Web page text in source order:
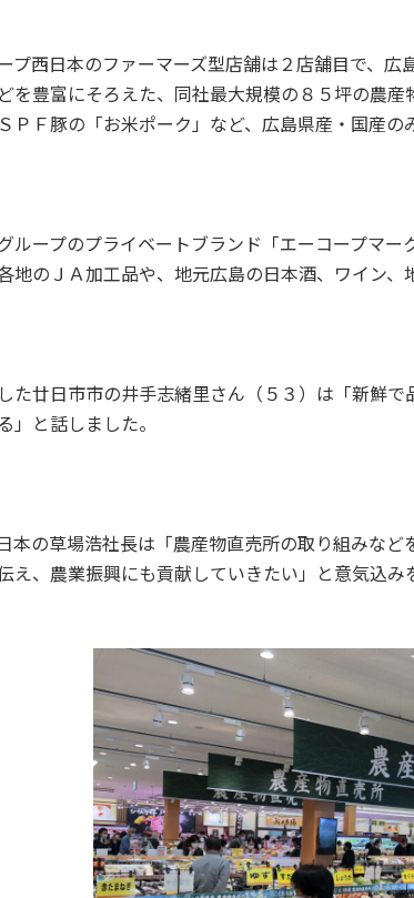
プ西日本のファーマーズ型店舗は２店舗目で、
を豊富にそろえた、同社最大規模の８５坪の農
ＰＦ豚の「お米ポーク」など、広島県産・国産の
ループのプライベートブランド「エーコープマ
地のＪＡ加工品や、地元広島の日本酒、ワイン、
た廿日市市の井手志緒里さん（５３）は「新鮮
」と話しました。
本の草場浩社長は「農産物直売所の取り組みな
え、農業振興にも貢献していきたい」と意気込み